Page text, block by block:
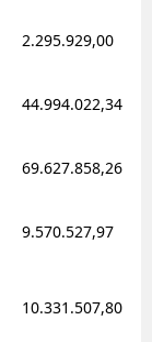
2.295.929,00
44.994.022,34
69.627.858,26
9.570.527,97
10.331.507,80